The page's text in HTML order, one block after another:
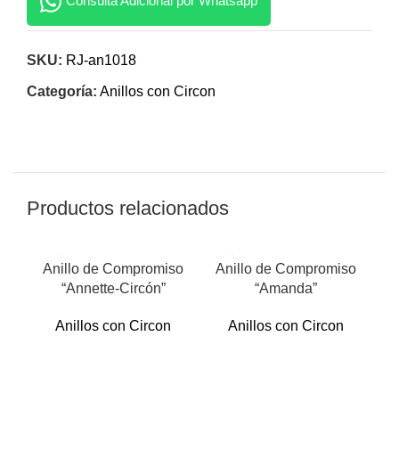
SKU: RJ-an1018
Categoría: Anillos con Circon
Productos relacionados
Anillo de Compromiso
“Annette-Circón”
Anillos con Circon
Anillo de Compromiso
“Amanda”
Anillos con Circon